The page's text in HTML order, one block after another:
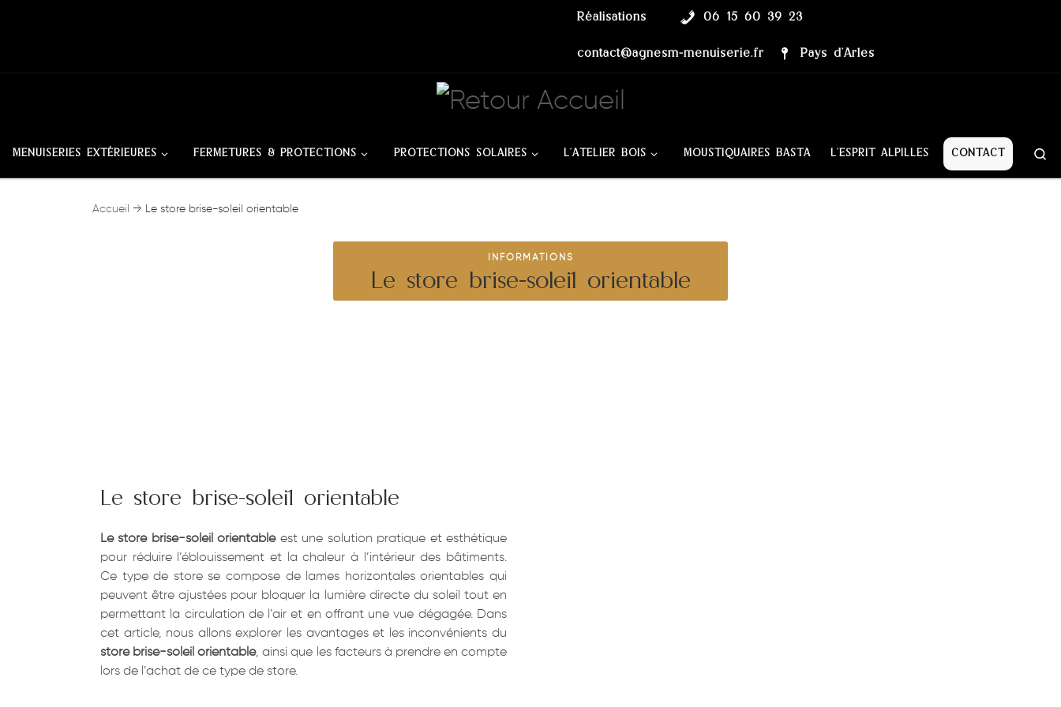
Réalisations 06 15 60 39 23
contact@agnesm-menuiserie.fr Pays d’Arles
MENUISERIES EXTÉRIEURES FERMETURES & PROTECTIONS PROTECTIONS SOLAIRES L’ATELIER BOIS MOUSTIQUAIRES BASTA L’ESPRIT ALPILLES CONTACT
Accueil → Le store brise-soleil orientable
INFORMATIONS
Le store brise-soleil orientable
Le store brise-soleil orientable
Le store brise-soleil orientableest une solution pratique et esthétique
pour réduire l’éblouissement et la chaleur à l’intérieur des bâtiments.
Ce type de store se compose de lames horizontales orientables qui
peuvent être ajustées pour bloquer la lumière directe du soleil tout en
permettant la circulation de l’air et en offrant une vue dégagée. Dans
cet article, nous allons explorer les avantages et les inconvénients du
store brise-soleil orientable, ainsi que les facteurs à prendre en compte
lors de l’achat de ce type de store.